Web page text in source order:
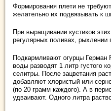
Формирования плети не
желательно их подвязывать к
При выращивании кустиков
регулярных поливах, рыхлении
Подкармливают огурцы Герман
воды разводят 1 литр густого
селитры. После зацветания
добавляют хлористый или
(по 20 грамм каждого). А в
удваивают. Одного литра